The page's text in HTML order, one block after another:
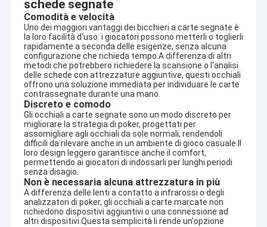
schede segnate
Comodità e velocità
Uno dei maggiori vantaggi dei bicchieri a carte segnate è
la loro facilità d'uso: i giocatori possono metterli o toglierli
rapidamente a seconda delle esigenze, senza alcuna
configurazione che richieda tempo.A differenza di altri
metodi che potrebbero richiedere la scansione o l'analisi
delle schede con attrezzature aggiuntive, questi occhiali
offrono una soluzione immediata per individuare le carte
contrassegnate durante una mano.
Discreto e comodo
Gli occhiali a carte segnate sono un modo discreto per
migliorare la strategia di poker, progettati per
assomigliare agli occhiali da sole normali, rendendoli
difficili da rilevare anche in un ambiente di gioco casuale.Il
loro design leggero garantisce anche il comfort,
permettendo ai giocatori di indossarli per lunghi periodi
senza disagio.
Non è necessaria alcuna attrezzatura in più
A differenza delle lenti a contatto a infrarossi o degli
analizzatori di poker, gli occhiali a carte marcate non
richiedono dispositivi aggiuntivi o una connessione ad
altri dispositivi.Questa semplicità li rende un'opzione